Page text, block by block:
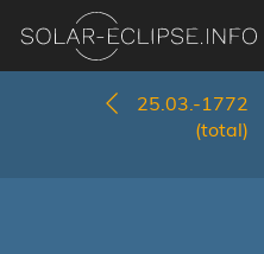
25.03.-1772
(total)